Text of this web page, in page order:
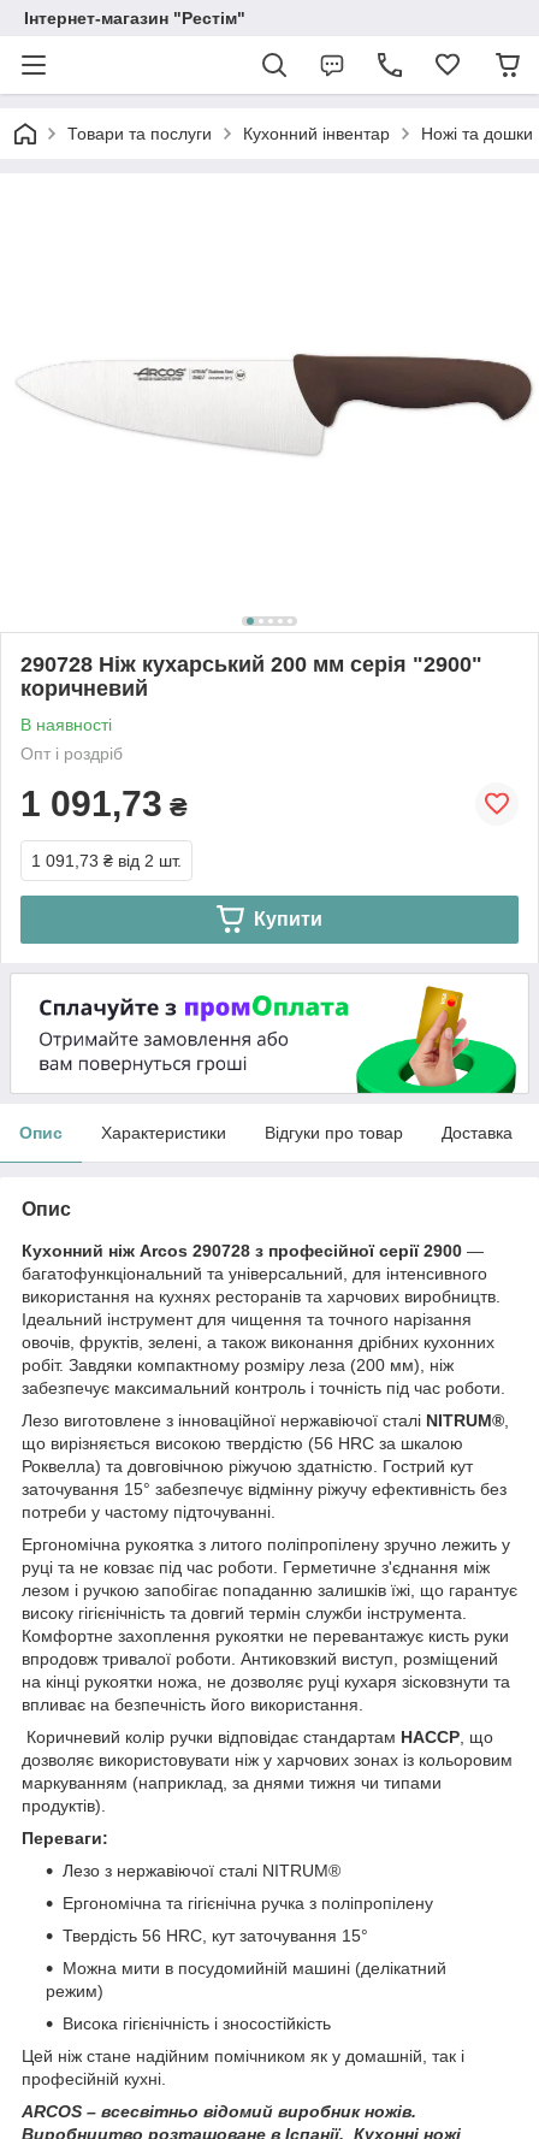
Інтернет-магазин "Рестім"
Товари та послуги Кухонний інвентар Ножі та дошки
290728 Ніж кухарський 200 мм серія "2900"
коричневий
В наявності
Опт і роздріб
1 091,73 ₴
1 091,73 ₴ від 2 шт.
Купити
Опис Характеристики Відгуки про товар Доставка
Опис
Кухонний ніж Arcos 290728 з професійної серії 2900 —
багатофункціональний та універсальний, для інтенсивного
використання на кухнях ресторанів та харчових виробництв.
Ідеальний інструмент для чищення та точного нарізання
овочів, фруктів, зелені, а також виконання дрібних кухонних
робіт. Завдяки компактному розміру леза (200 мм), ніж
забезпечує максимальний контроль і точність під час роботи.
Лезо виготовлене з інноваційної нержавіючої сталі NITRUM®,
що вирізняється високою твердістю (56 HRC за шкалою
Роквелла) та довговічною ріжучою здатністю. Гострий кут
заточування 15° забезпечує відмінну ріжучу ефективність без
потреби у частому підточуванні.
Ергономічна рукоятка з литого поліпропілену зручно лежить у
руці та не ковзає під час роботи. Герметичне з'єднання між
лезом і ручкою запобігає попаданню залишків їжі, що гарантує
високу гігієнічність та довгий термін служби інструмента.
Комфортне захоплення рукоятки не перевантажує кисть руки
впродовж тривалої роботи. Антиковзкий виступ, розміщений
на кінці рукоятки ножа, не дозволяє руці кухаря зісковзнути та
впливає на безпечність його використання.
Коричневий колір ручки відповідає стандартам HACCP, що
дозволяє використовувати ніж у харчових зонах із кольоровим
маркуванням (наприклад, за днями тижня чи типами
продуктів).
Переваги:
Лезо з нержавіючої сталі NITRUM®
Ергономічна та гігієнічна ручка з поліпропілену
Твердість 56 HRC, кут заточування 15°
Можна мити в посудомийній машині (делікатний
режим)
Висока гігієнічність і зносостійкість
Цей ніж стане надійним помічником як у домашній, так і
професійній кухні.
ARCOS – всесвітньо відомий виробник ножів.
Виробництво розташоване в Іспанії. Кухонні ножі